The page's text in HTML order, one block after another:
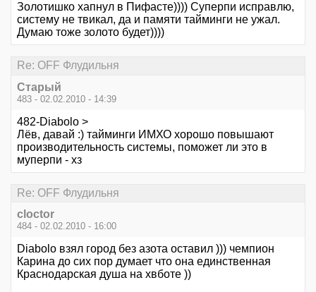
Золотишко хапнул в Пифасте)))) Суперпи исправлю,
систему не твикал, да и памяти тайминги не ужал.
Думаю тоже золото будет))))
Re: OFF Флудильня
Старый
483 - 02.02.2010 - 14:39
482-Diabolo >
Лёв, давай :) тайминги ИМХО хорошо повышают
производительность системы, поможет ли это в
муперпи - хз
Re: OFF Флудильня
cloctor
484 - 02.02.2010 - 16:00
Diabolo взял город без азота оставил ))) чемпион
Карина до сих пор думает что она единственная
Краснодарская душа на хвботе ))